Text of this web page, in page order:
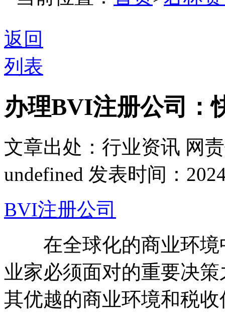
返回
列表
办理BVI注册公司：
文章出处：行业资讯 网
undefined 发表时间：
BVI注册公司
在全球化的商业环境
业家必须面对的重要决
其优越的商业环境和税